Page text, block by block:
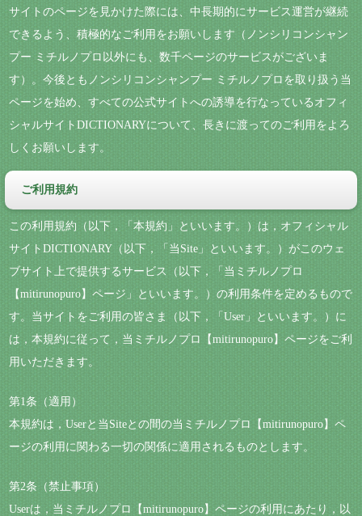
サイトのページを見かけた際には、中長期的にサービス運営が継続
できるよう、積極的なご利用をお願いします（ノンシリコンシャン
プー ミチルノプロ以外にも、数千ページのサービスがございま
す）。今後ともノンシリコンシャンプー ミチルノプロを取り扱う当
ページを始め、すべての公式サイトへの誘導を行なっているオフィ
シャルサイトDICTIONARYについて、長きに渡ってのご利用をよろ
しくお願いします。
ご利用規約
この利用規約（以下，「本規約」といいます。）は，オフィシャル
サイトDICTIONARY（以下，「当Site」といいます。）がこのウェ
ブサイト上で提供するサービス（以下，「当ミチルノプロ
【mitirunopuro】ページ」といいます。）の利用条件を定めるもので
す。当サイトをご利用の皆さま（以下，「User」といいます。）に
は，本規約に従って，当ミチルノプロ【mitirunopuro】ページをご利
用いただきます。
第1条（適用）
本規約は，Userと当Siteとの間の当ミチルノプロ【mitirunopuro】ペ
ージの利用に関わる一切の関係に適用されるものとします。
第2条（禁止事項）
Userは，当ミチルノプロ【mitirunopuro】ページの利用にあたり，以